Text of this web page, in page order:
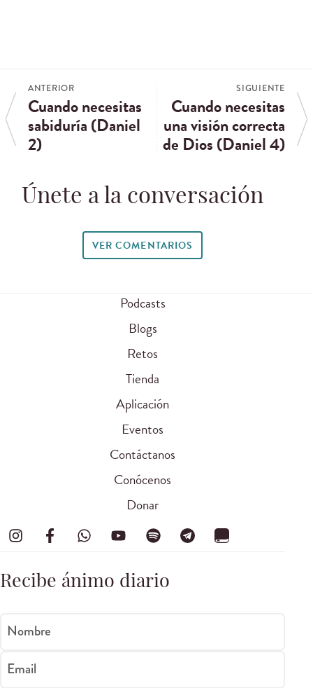
ANTERIOR
Cuando necesitas
sabiduría (Daniel
2)
SIGUIENTE
Cuando necesitas
una visión correcta
de Dios (Daniel 4)
Únete a la conversación
VER COMENTARIOS
Podcasts
Blogs
Retos
Tienda
Aplicación
Eventos
Contáctanos
Conócenos
Donar
Recibe ánimo diario
Nombre
Email